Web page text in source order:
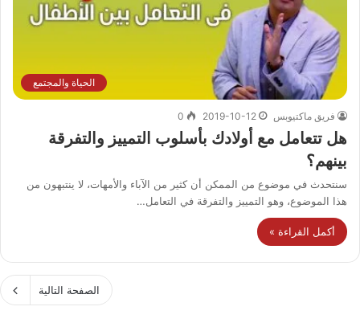
الحياة والمجتمع
فريق ماكتيوبس 2019-10-12
0
هل تتعامل مع أولادك بأسلوب التمييز والتفرقة
بينهم؟
سنتحدث في موضوع من الممكن أن كثير من الآباء والأمهات، لا ينتبهون من
هذا الموضوع، وهو التمييز والتفرقة في التعامل…
أكمل القراءة »
الصفحة التالية